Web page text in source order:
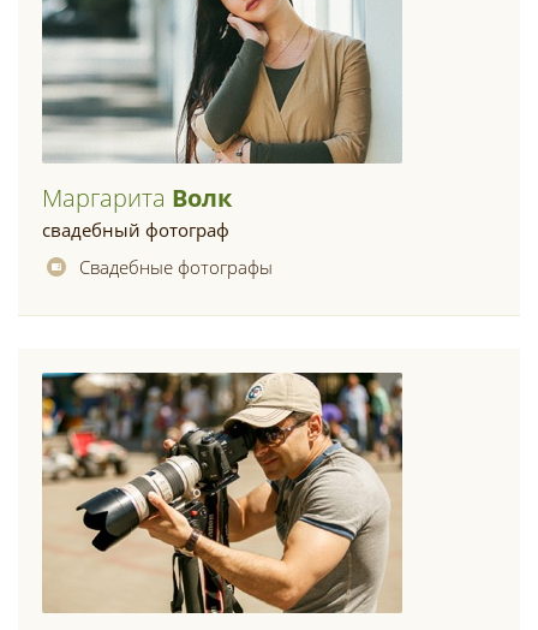
Маргарита Волк
свадебный фотограф
Свадебные фотографы